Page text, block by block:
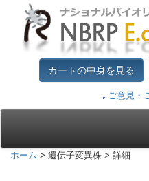
カートの中身を見る
ご意見・
ホーム > 遺伝子変異株 > 詳細